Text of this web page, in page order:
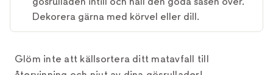
Dekorera gärna med körvel eller dill.
Glöm inte att källsortera ditt matavfall till